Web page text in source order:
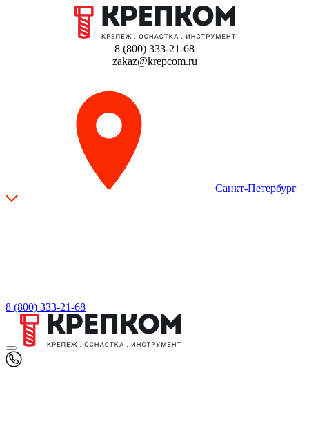
8 (800) 333-21-68
zakaz@krepcom.ru
Санкт-Петербург
8 (800) 333-21-68